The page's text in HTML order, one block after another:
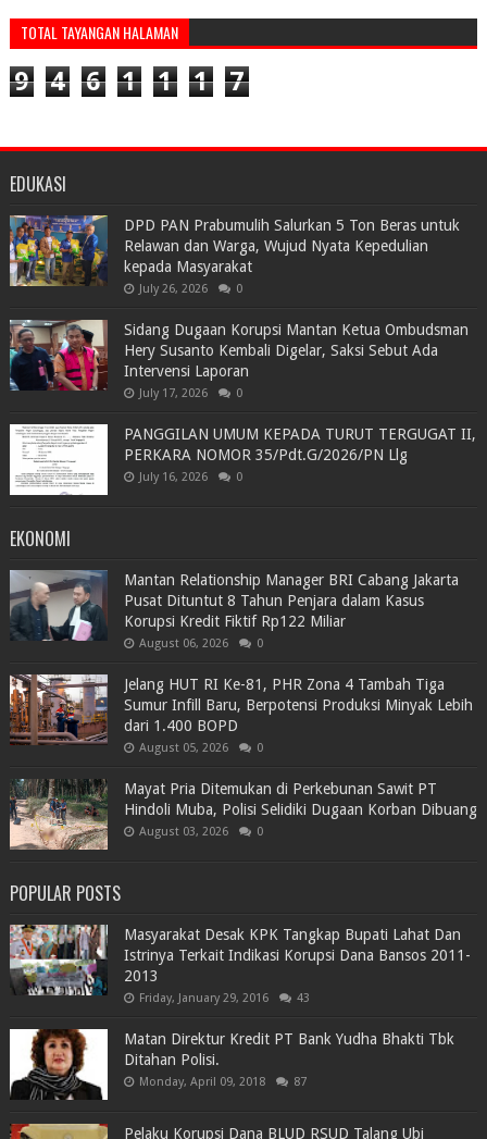
TOTAL TAYANGAN HALAMAN
9 4 6 1 1 1 7
EDUKASI
DPD PAN Prabumulih Salurkan 5 Ton Beras untuk
Relawan dan Warga, Wujud Nyata Kepedulian
kepada Masyarakat
July 26, 2026 0
Sidang Dugaan Korupsi Mantan Ketua Ombudsman
Hery Susanto Kembali Digelar, Saksi Sebut Ada
Intervensi Laporan
July 17, 2026 0
PANGGILAN UMUM KEPADA TURUT TERGUGAT II,
PERKARA NOMOR 35/Pdt.G/2026/PN Llg
July 16, 2026 0
EKONOMI
Mantan Relationship Manager BRI Cabang Jakarta
Pusat Dituntut 8 Tahun Penjara dalam Kasus
Korupsi Kredit Fiktif Rp122 Miliar
August 06, 2026 0
Jelang HUT RI Ke-81, PHR Zona 4 Tambah Tiga
Sumur Infill Baru, Berpotensi Produksi Minyak Lebih
dari 1.400 BOPD
August 05, 2026 0
Mayat Pria Ditemukan di Perkebunan Sawit PT
Hindoli Muba, Polisi Selidiki Dugaan Korban Dibuang
August 03, 2026 0
POPULAR POSTS
Masyarakat Desak KPK Tangkap Bupati Lahat Dan
Istrinya Terkait Indikasi Korupsi Dana Bansos 2011-
2013
Friday, January 29, 2016 43
Matan Direktur Kredit PT Bank Yudha Bhakti Tbk
Ditahan Polisi.
Monday, April 09, 2018 87
Pelaku Korupsi Dana BLUD RSUD Talang Ubi